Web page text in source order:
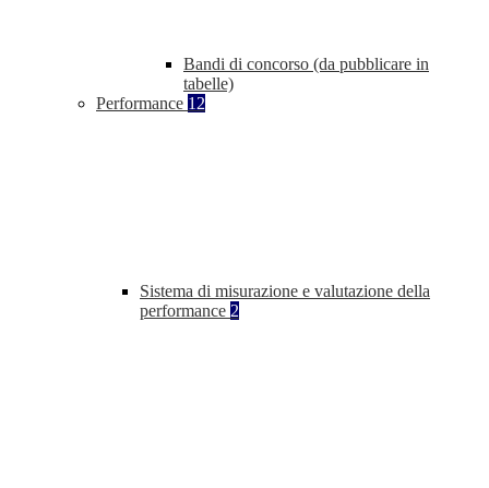
Bandi di concorso (da pubblicare in
tabelle)
Performance 12
Sistema di misurazione e valutazione della
performance 2